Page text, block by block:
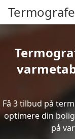
Få 3 tilbud på
optimere din
på